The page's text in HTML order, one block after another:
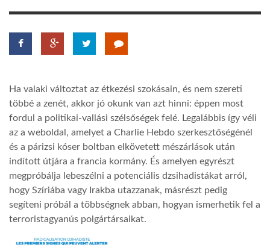
TROPICALMAGAZIN
AFRIKA TUDÁSTÁR
A NAP SZÉPE
LINKTR.EE
Ha valaki változtat az étkezési szokásain, és nem szereti
többé a zenét, akkor jó okunk van azt hinni: éppen most
fordul a politikai-vallási szélsőségek felé. Legalábbis így véli
az a weboldal, amelyet a Charlie Hebdo szerkesztőségénél
és a párizsi kóser boltban elkövetett mészárlások után
indított útjára a francia kormány. És amelyen egyrészt
megpróbálja lebeszélni a potenciális dzsihadistákat arról,
hogy Szíriába vagy Irakba utazzanak, másrészt pedig
segíteni próbál a többségnek abban, hogyan ismerhetik fel a
terroristagyanús polgártársaikat.